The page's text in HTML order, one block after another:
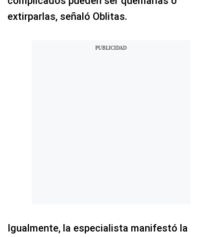
extirparlas, señaló Oblitas.
Igualmente, la especialista manifestó la